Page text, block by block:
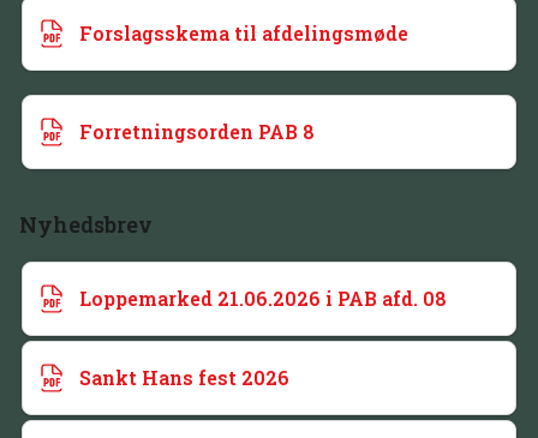
Forslagsskema til afdelingsmøde
Forretningsorden PAB 8
Nyhedsbrev
Loppemarked 21.06.2026 i PAB afd. 08
Sankt Hans fest 2026